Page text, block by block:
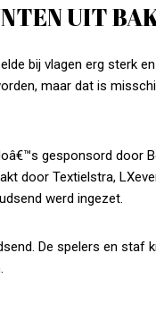
UIT
bij vlagen erg sterk
maar dat is
gesponsord door
door Textielstra,
werd ingezet.
De spelers en staf